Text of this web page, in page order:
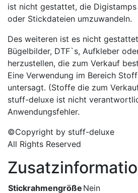
ist nicht gestattet, die
oder Stickdateien umzuwandeln.
Des weiteren ist es nicht
Bügelbilder, DTF`s, Aufkleber
herzustellen, die zum Verkauf
Eine Verwendung im Bereich
untersagt. (Stoffe die zum
stuff-deluxe ist nicht
Anwendungsfehler.
©Copyright by stuff-deluxe
All Rights Reserved
Stickrahmengröße Nein